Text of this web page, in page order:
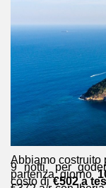
Abbiamo costruito
9 notti, per
partenza giorno
costo di€502 a